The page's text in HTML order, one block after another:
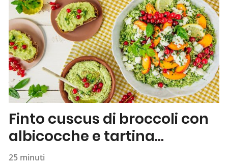
Finto cuscus di broccoli con
albicocche e tartina
all’hummus
25 minuti